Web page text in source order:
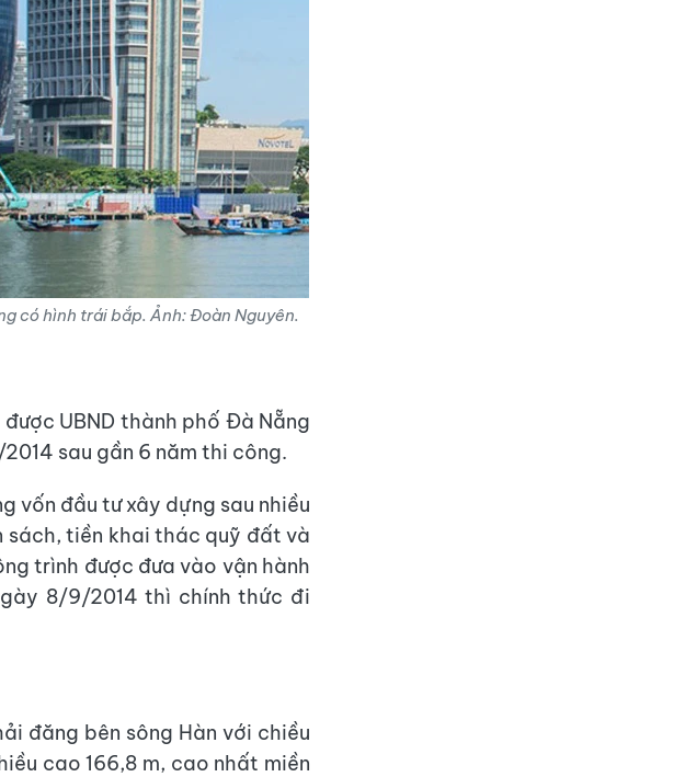
có hình trái bắp. Ảnh: Đoàn Nguyên.
UBND thành phố Đà Nẵng
sau gần 6 năm thi công.
vốn đầu tư xây dựng sau nhiều
sách, tiền khai thác quỹ đất và
trình được đưa vào vận hành
8/9/2014 thì chính thức đi
đăng bên sông Hàn với chiều
cao 166,8 m, cao nhất miền